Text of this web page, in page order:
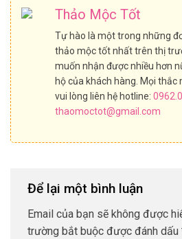
Thảo Mộc Tốt
Tự hào là một trong những
thảo mộc tốt nhất trên thị
muốn nhận được nhiều hơn
hộ của khách hàng. Mọi thắc
vui lòng liên hệ hotline:
thaomoctot@gmail.com
Để lại một bình luận
Email của bạn sẽ không được
trường bắt buộc được đánh dấu